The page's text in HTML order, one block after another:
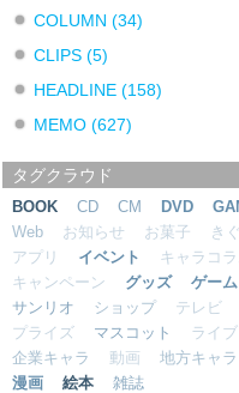
COLUMN (34)
CLIPS (5)
HEADLINE (158)
MEMO (627)
タグクラウド
BOOK CD CM DVD
Web
お知らせ お菓子 き
アプリ
イベント キャラコラ
キャンペーン
グッズ ゲーム
サンリオ
ショップ テレビ
プライズ
マスコット ライブ
企業キャラ
動画 地方キャラ
漫画
絵本 雑誌